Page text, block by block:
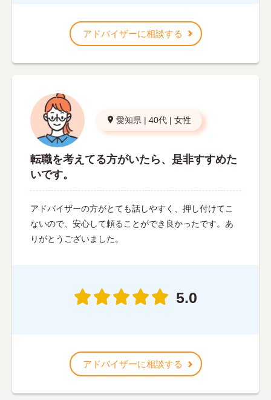
アドバイザーに相談する
愛知県 | 40代 | 女性
転職を考えてる方がいたら、是非すすめた
いです。
アドバイザーの方がとても話しやすく、押し付けてこ
ないので、安心して頼ることができ良かったです。あ
りがとうございました。
5.0
アドバイザーに相談する